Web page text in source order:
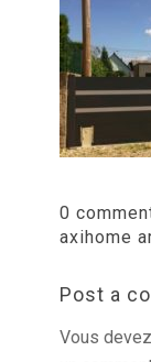
0
axihome
Post a
Vous devez